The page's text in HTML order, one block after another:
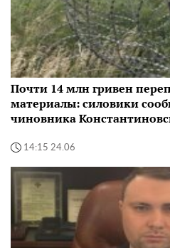
Почти 14 млн гривен
материалы: силовики
чиновника
14:15 24.06